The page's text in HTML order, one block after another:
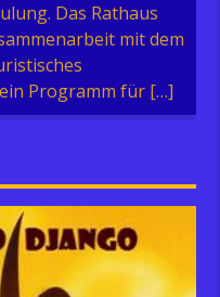
Das Rathaus
mit dem
Programm für […]